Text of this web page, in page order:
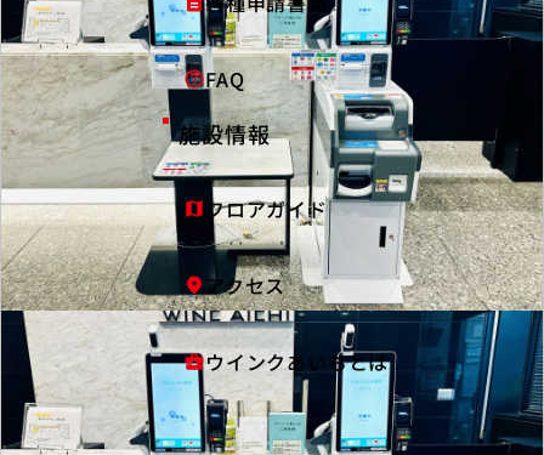
help_outlineFAQ
施設情報
map フロアガイド
fmd_good アクセス
business_centerウインクあいちとは